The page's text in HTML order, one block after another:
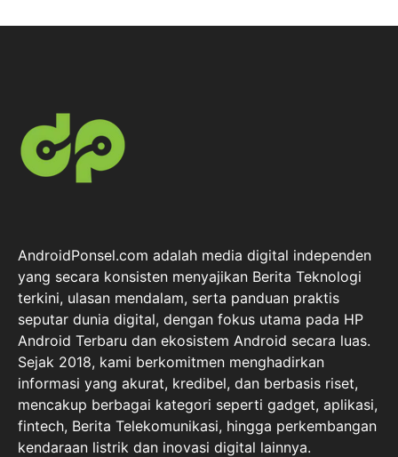
AndroidPonsel.com adalah media digital independen
yang secara konsisten menyajikan Berita Teknologi
terkini, ulasan mendalam, serta panduan praktis
seputar dunia digital, dengan fokus utama pada HP
Android Terbaru dan ekosistem Android secara luas.
Sejak 2018, kami berkomitmen menghadirkan
informasi yang akurat, kredibel, dan berbasis riset,
mencakup berbagai kategori seperti gadget, aplikasi,
fintech, Berita Telekomunikasi, hingga perkembangan
kendaraan listrik dan inovasi digital lainnya.